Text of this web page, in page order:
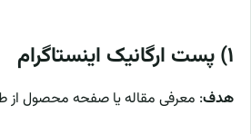
۱) پست ارگانیک اینستاگرام
هدف: معرفی مقاله یا صفحه محصول از